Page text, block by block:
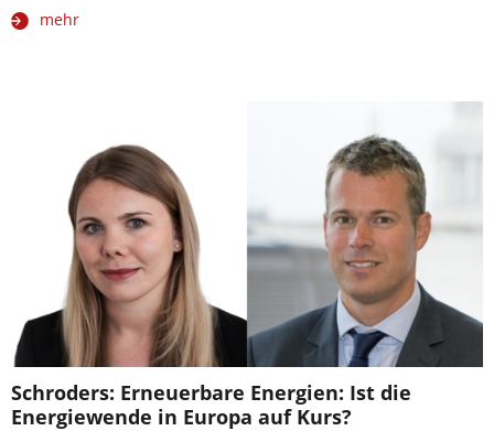
mehr
Schroders: Erneuerbare Energien: Ist die
Energiewende in Europa auf Kurs?